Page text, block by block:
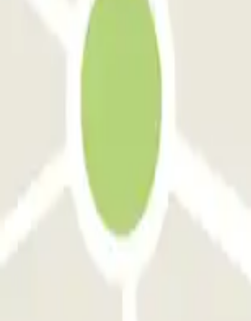
war. Es war die Strase und eine